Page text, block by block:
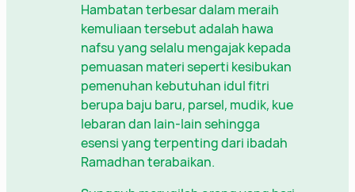
Hambatan terbesar dalam meraih
kemuliaan tersebut adalah hawa
nafsu yang selalu mengajak kepada
pemuasan materi seperti kesibukan
pemenuhan kebutuhan idul fitri
berupa baju baru, parsel, mudik, kue
lebaran dan lain-lain sehingga
esensi yang terpenting dari ibadah
Ramadhan terabaikan.